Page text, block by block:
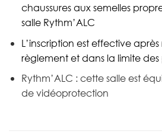
chaussures aux semelles
salle Rythm’ALC
L’inscription est effective
règlement et dans la limite
Rythm’ALC : cette salle est
de vidéoprotection